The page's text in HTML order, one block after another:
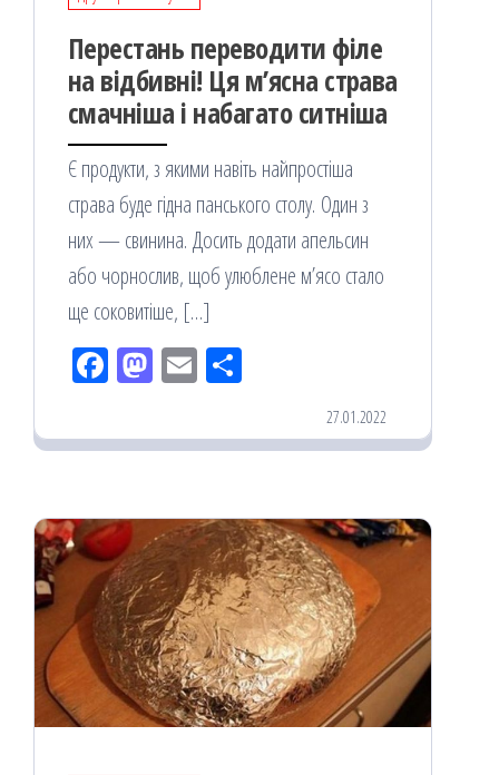
Перестань переводити філе
на відбивні! Ця м’ясна страва
смачніша і набагато ситніша
Є продукти, з якими навіть найпростіша
страва буде гідна панського столу. Один з
них — свинина. Досить додати апельсин
або чорнослив, щоб улюблене м’ясо стало
ще соковитіше, […]
Fac
oo
M
od
Em
ит
я
27.01.2022